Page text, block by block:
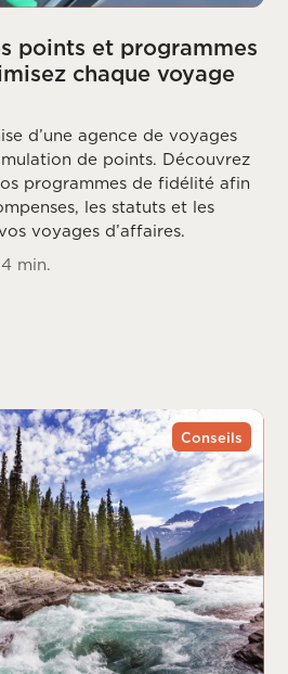
points et programmes
chaque voyage
d’une agence de voyages
de points. Découvrez
programmes de fidélité afin
les statuts et les
voyages d’affaires.
4 min.
Conseils